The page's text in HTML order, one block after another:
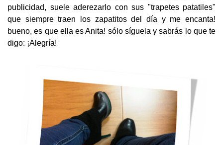
publicidad, suele aderezarlo con sus "trapetes patatiles"
que siempre traen los zapatitos del día y me encanta!
bueno, es que ella es Anita! sólo síguela y sabrás lo que te
digo: ¡Alegría!